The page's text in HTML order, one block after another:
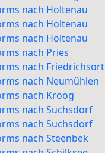
nach Holtenau
nach Holtenau
nach Holtenau
nach Pries
nach Friedrichsort
nach Neumühlen
nach Kroog
nach Suchsdorf
nach Suchsdorf
nach Steenbek